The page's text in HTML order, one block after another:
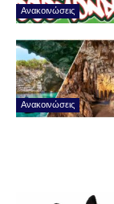
Ανακοινώσεις
Ανακοινώσεις